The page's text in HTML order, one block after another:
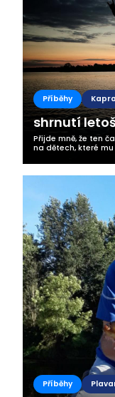
Příběhy
shrnutí
Přijde mně, že ten
na dětech, které
Vidím to...
Příběhy